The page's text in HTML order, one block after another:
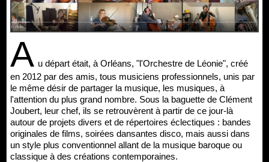
A u départ était, à Orléans, "l'Orchestre de Léonie", créé
en 2012 par des amis, tous musiciens professionnels, unis par
le même désir de partager la musique, les musiques, à
l'attention du plus grand nombre. Sous la baguette de Clément
Joubert, leur chef, ils se retrouvèrent à partir de ce jour-là
autour de projets divers et de répertoires éclectiques : bandes
originales de films, soirées dansantes disco, mais aussi dans
un style plus conventionnel allant de la musique baroque ou
classique à des créations contemporaines.